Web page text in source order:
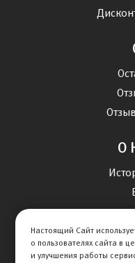
О
Настоящий Сайт
о пользователях сайта в
и улучшения работы